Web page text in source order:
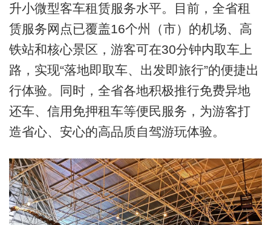
升小微型客车租赁服务水平。目前，全省租
赁服务网点已覆盖16个州（市）的机场、高
铁站和核心景区，游客可在30分钟内取车上
路，实现“落地即取车、出发即旅行”的便捷出
行体验。同时，全省各地积极推行免费异地
还车、信用免押租车等便民服务，为游客打
造省心、安心的高品质自驾游玩体验。